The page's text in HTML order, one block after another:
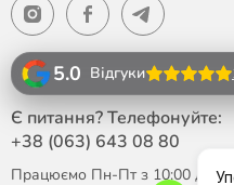
5.0 Відгуки
Є питання? Телефонуйте:
+38 (063) 643 08 80
Працюємо Пн-Пт з 10:00 до